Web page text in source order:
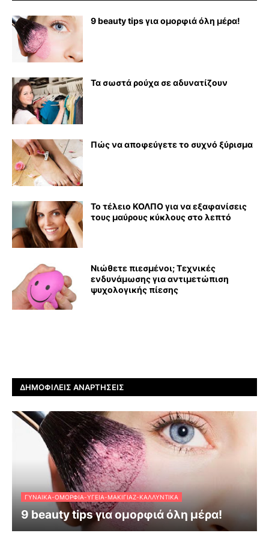
9 beauty tips για ομορφιά όλη μέρα!
Τα σωστά ρούχα σε αδυνατίζουν
Πώς να αποφεύγετε το συχνό ξύρισμα
Το τέλειο ΚΟΛΠΟ για να εξαφανίσεις
τους μαύρους κύκλους στο λεπτό
Νιώθετε πιεσμένοι; Τεχνικές
ενδυνάμωσης για αντιμετώπιση
ψυχολογικής πίεσης
ΔΗΜΟΦΙΛΕΊΣ ΑΝΑΡΤΉΣΕΙΣ
ΓΥΝΑΊΚΑ-ΟΜΟΡΦΙΆ-ΥΓΕΊΑ-ΜΑΚΙΓΙΆΖ-ΚΑΛΛΥΝΤΙΚΆ
9 beauty tips για ομορφιά όλη μέρα!